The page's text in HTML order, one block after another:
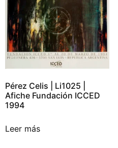
Pérez Celis | Li1025 |
Afiche Fundación ICCED
1994
Leer más